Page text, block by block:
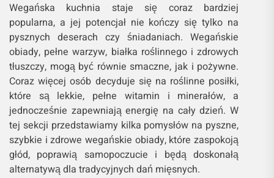
Wegańska kuchnia staje się coraz bardziej
popularna, a jej potencjał nie kończy się tylko na
pysznych deserach czy śniadaniach. Wegańskie
obiady, pełne warzyw, białka roślinnego i zdrowych
tłuszczy, mogą być równie smaczne, jak i pożywne.
Coraz więcej osób decyduje się na roślinne posiłki,
które są lekkie, pełne witamin i minerałów, a
jednocześnie zapewniają energię na cały dzień. W
tej sekcji przedstawiamy kilka pomysłów na pyszne,
szybkie i zdrowe wegańskie obiady, które zaspokoją
głód, poprawią samopoczucie i będą doskonałą
alternatywą dla tradycyjnych dań mięsnych.